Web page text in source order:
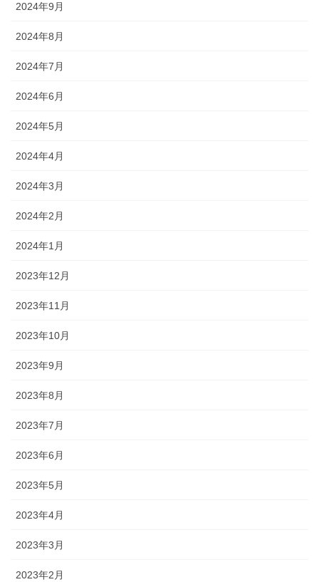
2024年9月
2024年8月
2024年7月
2024年6月
2024年5月
2024年4月
2024年3月
2024年2月
2024年1月
2023年12月
2023年11月
2023年10月
2023年9月
2023年8月
2023年7月
2023年6月
2023年5月
2023年4月
2023年3月
2023年2月